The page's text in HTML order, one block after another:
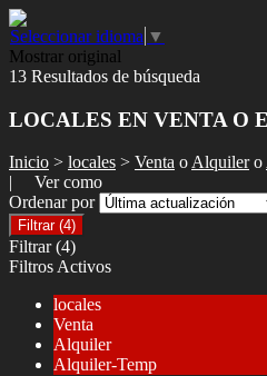
Seleccionar idioma ▼
Mostrar original
13 Resultados de búsqueda
LOCALES EN VENTA O
Inicio > locales > Venta oAlquilero
| Ver como
Ordenar por
Filtrar (4)
Filtrar (4)
Filtros Activos
locales
Venta
Alquiler
Alquiler-Temp